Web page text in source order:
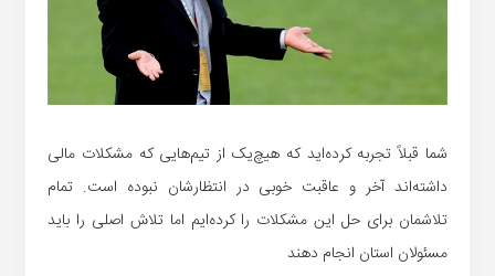
شما قبلاً تجربه کرده‌اید که هیچ‌یک از تیم‌هایی که مشکلات مالی
داشته‌اند آخر و عاقبت خوبی در انتظارشان نبوده است. تمام
تلاشمان برای حل این مشکلات را کرده‌ایم اما تلاش اصلی را باید
مسئولان استان انجام دهند